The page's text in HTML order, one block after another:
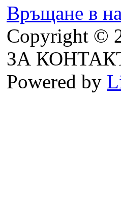
Връщане в
Copyright ©
ЗА
Powered by